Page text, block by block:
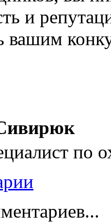
и
вашим
по